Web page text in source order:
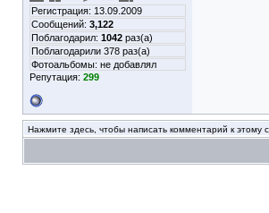
Регистрация: 13.09.2009
Сообщений: 3,122
Поблагодарил: 1042 раз(а)
Поблагодарили 378 раз(а)
Фотоальбомы: не добавлял
Репутация: 299
Нажмите здесь, чтобы написать комментарий к этому